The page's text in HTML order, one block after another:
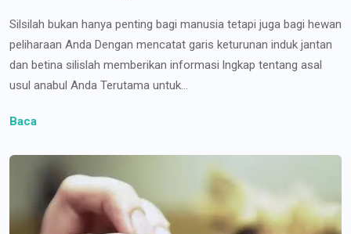
Silsilah bukan hanya penting bagi manusia tetapi juga bagi hewan
peliharaan Anda Dengan mencatat garis keturunan induk jantan
dan betina silislah memberikan informasi lngkap tentang asal
usul anabul Anda Terutama untuk...
Baca